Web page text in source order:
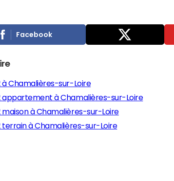
Facebook
à Chamalières-sur-Loire
appartement à Chamalières-sur-Loire
maison à Chamalières-sur-Loire
terrain à Chamalières-sur-Loire